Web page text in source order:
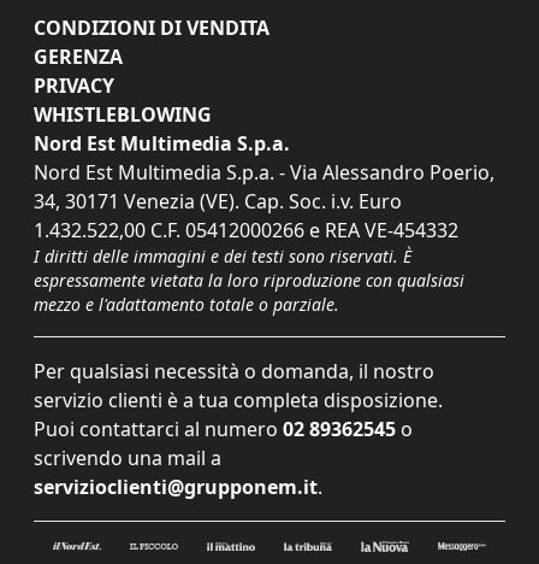
CONDIZIONI DI VENDITA
GERENZA
PRIVACY
WHISTLEBLOWING
Nord Est Multimedia S.p.a.
Nord Est Multimedia S.p.a. - Via Alessandro Poerio,
34, 30171 Venezia (VE). Cap. Soc. i.v. Euro
1.432.522,00 C.F. 05412000266 e REA VE-454332
I diritti delle immagini e dei testi sono riservati. È
espressamente vietata la loro riproduzione con qualsiasi
mezzo e l'adattamento totale o parziale.
Per qualsiasi necessità o domanda, il nostro
servizio clienti è a tua completa disposizione.
Puoi contattarci al numero 02 89362545 o
scrivendo una mail a
servizioclienti@grupponem.it.